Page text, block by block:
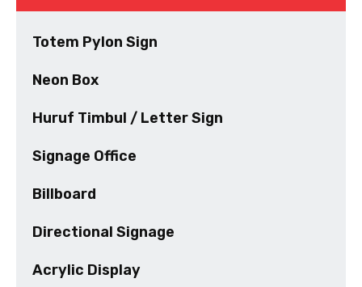
Totem Pylon Sign
Neon Box
Huruf Timbul / Letter Sign
Signage Office
Billboard
Directional Signage
Acrylic Display